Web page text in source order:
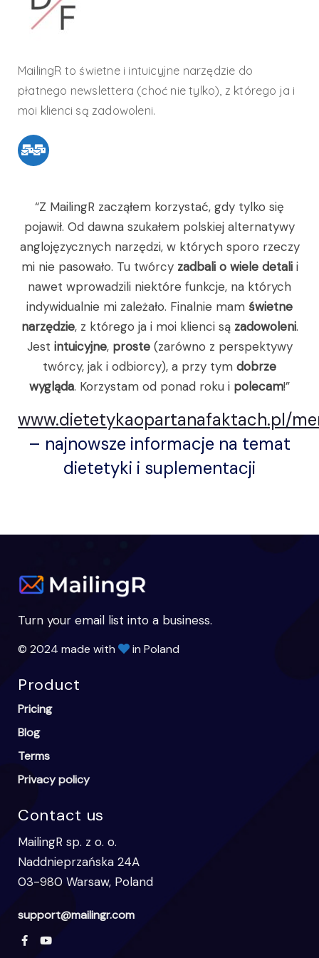
MailingR to świetne i intuicyjne narzędzie do
płatnego newslettera (choć nie tylko), z którego ja i
moi klienci są zadowoleni.
“Z MailingR zacząłem korzystać, gdy tylko się
pojawił. Od dawna szukałem polskiej alternatywy
anglojęzycznych narzędzi, w których sporo rzeczy
mi nie pasowało. Tu twórcy zadbali o wiele detalii
nawet wprowadzili niektóre funkcje, na których
indywidualnie mi zależało. Finalnie mam świetne
narzędzie, z którego ja i moi klienci są zadowoleni.
Jest intuicyjne, proste(zarówno z perspektywy
twórcy, jak i odbiorcy), a przy tym dobrze
wygląda. Korzystam od ponad roku i polecam!”
www.dietetykaopartanafaktach.pl/
– najnowsze informacje na temat
dietetyki i suplementacji
Turn your email list into a business.
© 2024 made with in Poland
Product
Pricing
Blog
Terms
Privacy policy
Contact us
MailingR sp. z o. o.
Naddnieprzańska 24A
03-980 Warsaw, Poland
support@mailingr.com